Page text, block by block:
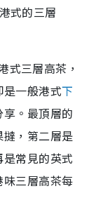
式的三層
式三層高茶，
是一般港式下
。最頂層的
，第二層是
常見的英式
三層高茶每